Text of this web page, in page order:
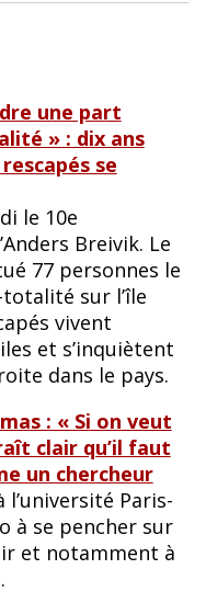
une part
» : dix ans
se
le 10e
Breivik. Le
77 personnes le
sur l’île
vivent
et s’inquiètent
dans le pays.
: « Si on veut
clair qu’il faut
un chercheur
Paris-
à se pencher sur
et notamment à